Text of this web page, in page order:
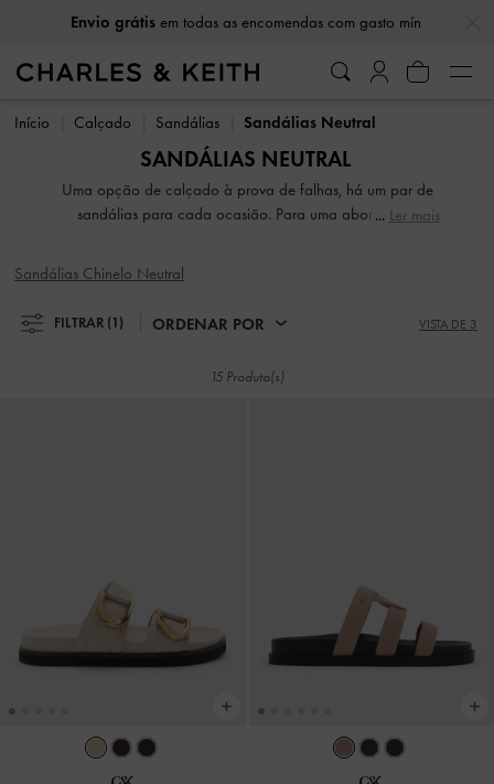
Envio grátisem todas as encomendas com gasto mín
Envio grátisem todas as encomendas com gasto mín
Início Calçado Sandálias Sandálias Neutral
SANDÁLIAS NEUTRAL
Uma opção de calçado à prova de falhas, há um par de
sandálias para cada ocasião. Para uma abordagem
sandálias de dedo e fique descansada sabendo que
complementarão tudo o que tem. Se o que procura é algo
sandálias de salto alto. Com tiras ou slingbacks, flatforms
funcionalidade andam ao seu lado de mãos dadas.
Ler mais
Sandálias Chinelo Neutral
FILTRAR (1) ORDENAR POR VISTA DE 3
15 Produto(s)